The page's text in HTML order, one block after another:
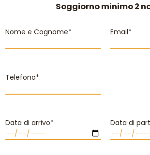
Soggiorno minimo 2
Nome e Cognome* Email*
Telefono*
Data di arrivo* Data di